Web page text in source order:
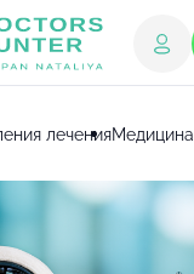
леченияМедицина